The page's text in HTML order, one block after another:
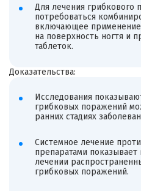
Для лечения грибкового
потребоваться
включающее применение
на поверхность ногтя и
таблеток.
Доказательства:
Исследования
грибковых поражений
ранних стадиях
Системное лечение
препаратами
лечении
грибковых поражений.